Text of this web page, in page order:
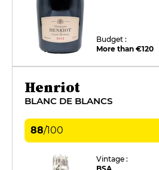
Budget :
More than €120
Henriot
BLANC DE BLANCS
88/100
Vintage :